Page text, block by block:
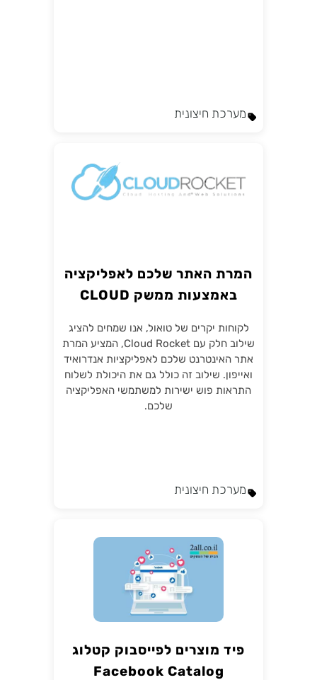
מערכת חיצונית
המרת האתר שלכם לאפליקציה
באמצעות ממשק CLOUD
לקוחות יקרים של טואול, אנו שמחים להציג
שילוב חלק עם Cloud Rocket, המציע המרת
אתר האינטרנט שלכם לאפליקציות אנדרואיד
ואייפון. שילוב זה כולל גם את היכולת לשלוח
התראות פוש ישירות למשתמשי האפליקציה
שלכם.
מערכת חיצונית
פיד מוצרים לפייסבוק קטלוג
Facebook Catalog